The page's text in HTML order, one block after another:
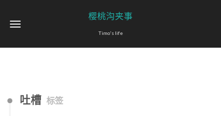
樱桃沟夹事
Timo's life
吐槽 标签